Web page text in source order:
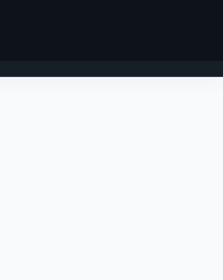
INICIAR SESIÓN